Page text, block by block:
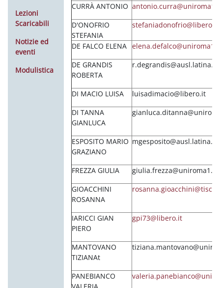
Lezioni
Scaricabili
Notizie ed
eventi
Modulistica
CURRÀ ANTONIO
D'ONOFRIO
STEFANIA
stefaniadonofrio@libero.it
DE FALCO ELENA
DE GRANDIS
ROBERTA
r.degrandis@ausl.latina.it
DI MACIO LUISA
luisadimacio@libero.it
DI TANNA
GIANLUCA
ESPOSITO MARIO
GRAZIANO
mgesposito@ausl.latina.it
FREZZA GIULIA
giulia.frezza@uniroma1.it
GIOACCHINI
ROSANNA
IARICCI GIAN
PIERO
gpi73@libero.it
MANTOVANO
TIZIANAt
PANEBIANCO